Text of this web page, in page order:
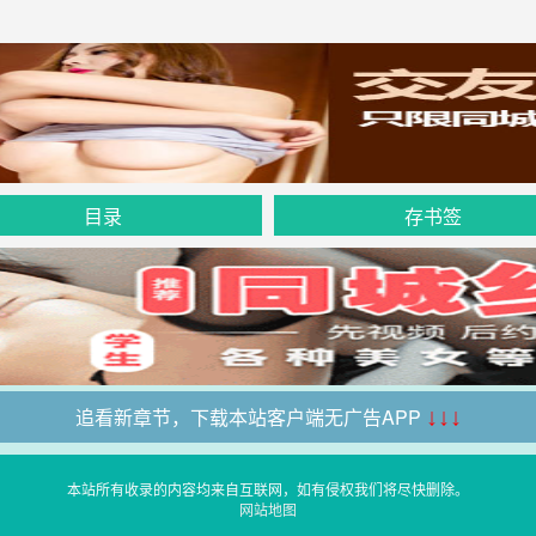
目录 存书签
追看新章节，下载本站客户端无广告APP ↓↓↓
本站所有收录的内容均来自互联网，如有侵权我们将尽快删除。
网站地图